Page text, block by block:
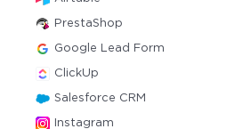
PrestaShop
Google Lead Form
ClickUp
Salesforce CRM
Instagram